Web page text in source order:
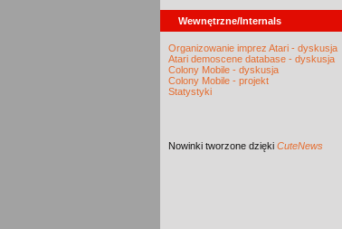
Wewnętrzne/Internals
Organizowanie imprez Atari - dyskusja
Atari demoscene database - dyskusja
Colony Mobile - dyskusja
Colony Mobile - projekt
Statystyki
Nowinki tworzone dzięki CuteNews